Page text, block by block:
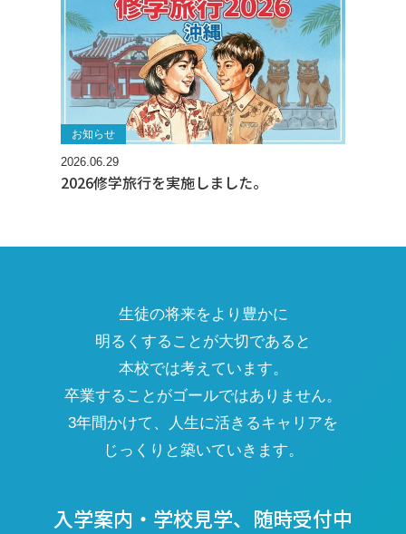
お知らせ
2026.06.29
2026修学旅行を実施しました。
生徒の将来をより豊かに
明るくすることが大切であると
本校では考えています。
卒業することがゴールではありません。
3年間かけて、人生に活きるキャリアを
じっくりと築いていきます。
入学案内・学校見学、随時受付中